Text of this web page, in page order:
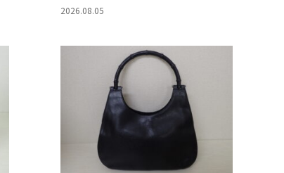
2026.08.05